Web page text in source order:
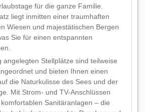
für die ganze Familie.
liegt inmitten einer traumhaften
Wiesen und majestätischen Bergen
Sie für einen entspannten
angelegten Stellplätze sind teilweise
und bieten Ihnen einen
die Naturkulisse des Sees und der
Mit Strom- und TV-Anschlüssen
Sanitäranlagen – die